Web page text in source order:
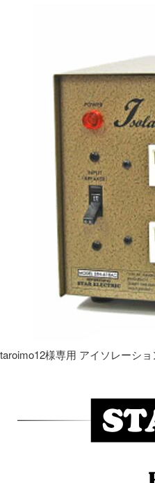
taroimo12様専用 アイソレーシ